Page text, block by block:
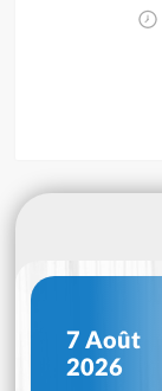
7 Août
2026